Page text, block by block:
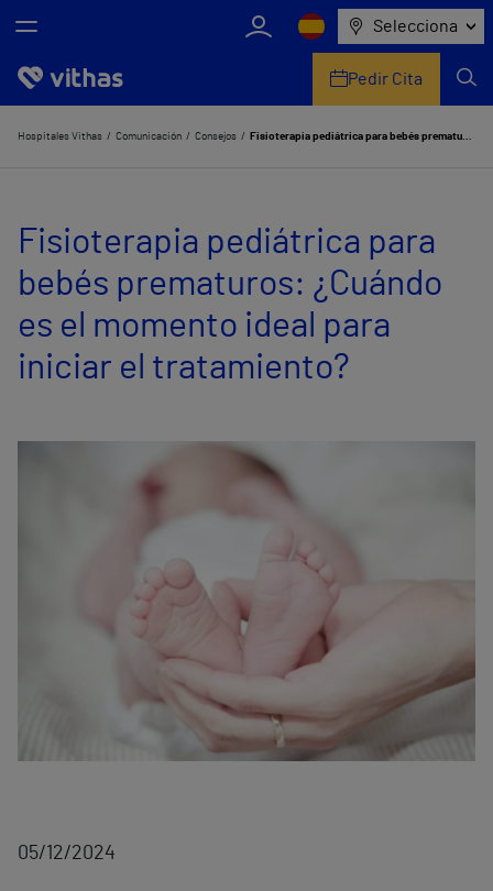
Selecciona
Nosotros
Servicios de salud
Equipo médico y asistencial
Pedir Cita
Hospitales Vithas Comunicación Consejos Fisioterapia pediátrica para bebés prematuros: ¿Cuándo es el momento ideal para iniciar el tratamiento?
Fisioterapia pediátrica para
bebés prematuros: ¿Cuándo
es el momento ideal para
iniciar el tratamiento?
05/12/2024